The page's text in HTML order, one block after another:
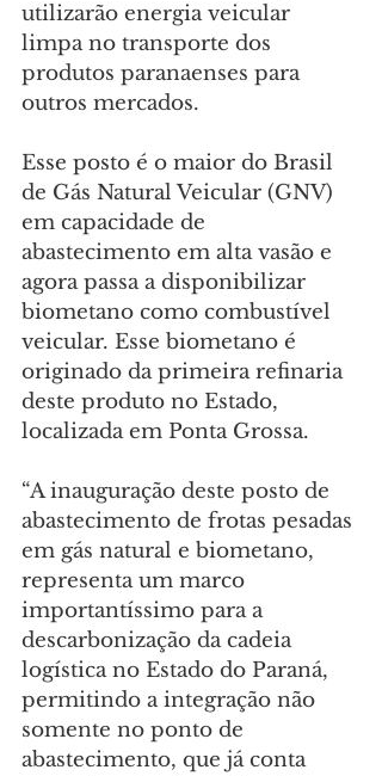
utilizarão energia veicular
limpa no transporte dos
produtos paranaenses para
outros mercados.
Esse posto é o maior do Brasil
de Gás Natural Veicular (GNV)
em capacidade de
abastecimento em alta vasão e
agora passa a disponibilizar
biometano como combustível
veicular. Esse biometano é
originado da primeira refinaria
deste produto no Estado,
localizada em Ponta Grossa.
“A inauguração deste posto de
abastecimento de frotas pesadas
em gás natural e biometano,
representa um marco
importantíssimo para a
descarbonização da cadeia
logística no Estado do Paraná,
permitindo a integração não
somente no ponto de
abastecimento, que já conta